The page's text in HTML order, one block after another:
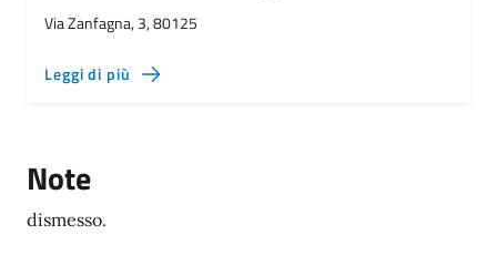
Via Zanfagna, 3, 80125
Leggi di più
Note
dismesso.